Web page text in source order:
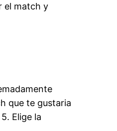
el match y
que te gustaria
Elige la